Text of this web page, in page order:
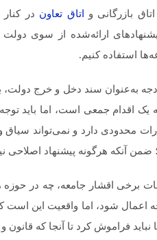
بازرگانی و
اتاق تعاون در
ارائه‌شده از سوی دولت
استفاده کنیم.
محدودی دارد و نمی‌تواند سیاق
آنکه هرگونه پیشنهاد اصلاحی
برخی اقشار جامعه، چه در حوزه
اعمال شود، اما واقعیت این است
نباید فراموش کرد تا آنجا که